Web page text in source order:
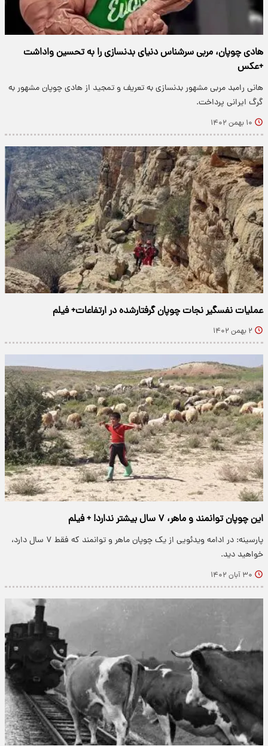
هادی چوپان، مربی سرشناس دنیای بدنسازی را به تحسین واداشت
+عکس
هانی رامبد مربی مشهور بدنسازی به تعریف و تمجید از هادی چوپان مشهور به
گرگ ایرانی پرداخت.
۱۰ بهمن ۱۴۰۲
عملیات نفسگیر نجات چوپان گرفتارشده در ارتفاعات+ فیلم
۲ بهمن ۱۴۰۲
این چوپان توانمند و ماهر، ۷ سال بیشتر ندارد! + فیلم
پارسینه: در ادامه ویدئویی از یک چوپان ماهر و توانمند که فقط ۷ سال دارد،
خواهید دید.
۳۰ آبان ۱۴۰۲